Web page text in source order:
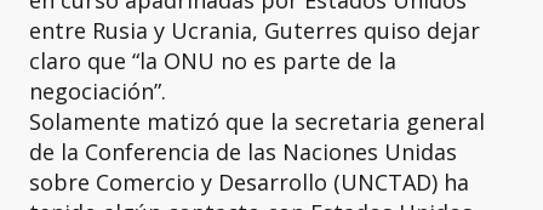
entre Rusia y Ucrania, Guterres quiso dejar
claro que “la ONU no es parte de la
negociación”.
Solamente matizó que la secretaria general
de la Conferencia de las Naciones Unidas
sobre Comercio y Desarrollo (UNCTAD) ha